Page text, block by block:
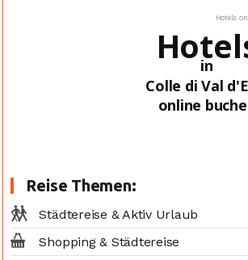
Hotels
in
Colle di Val
online
Reise Themen:
Städtereise & Aktiv Urlaub
Shopping & Städtereise